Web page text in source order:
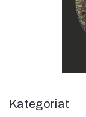
Kategoriat